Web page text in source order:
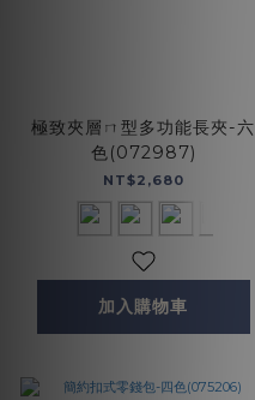
極致夾層ㄇ型多功能長夾-六
色(072987)
NT$2,680
加入購物車